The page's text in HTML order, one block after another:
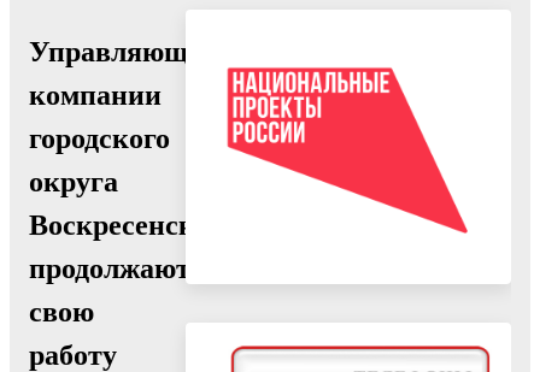
Управляющие
компании
городского
округа
Воскресенск
продолжают
свою
работу